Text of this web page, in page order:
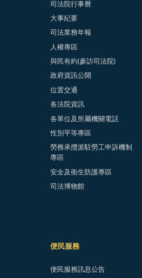
司法院行事曆
大事紀要
司法業務年報
人權專區
與民有約(參訪司法院)
政府資訊公開
位置交通
各法院資訊
各單位及所屬機關電話
性別平等專區
勞務承攬派駐勞工申訴機制
專區
安全及衛生防護專區
司法博物館
便民服務
便民服務訊息公告